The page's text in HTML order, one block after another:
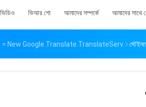
ভিডিও ভিআর শো আমাদের সম্পর্কে আমাদের সাথে
New Google.translate.TranslateServ